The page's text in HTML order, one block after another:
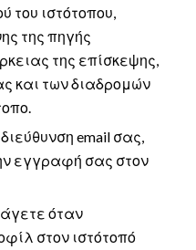
του ιστότοπου,
της πηγής
της επίσκεψης,
και των διαδρομών
email σας,
εγγραφή σας στον
όταν
στον ιστότοπό